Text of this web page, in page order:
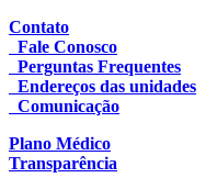
Contato
Fale Conosco
Perguntas Frequentes
Endereços das unidades
Comunicação
Plano Médico
Transparência